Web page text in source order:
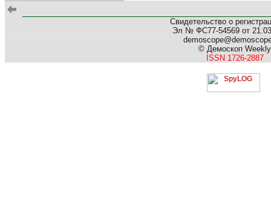
Свидетельство о
Эл № ФС77-54569 от
© Демоскоп Weekly
ISSN 1726-2887